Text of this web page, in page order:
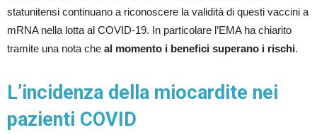
statunitensi continuano a riconoscere la validità di questi vaccini a
mRNA nella lotta al COVID-19. In particolare l’EMA ha chiarito
tramite una nota che al momento i benefici superano i rischi.
L’incidenza della miocardite nei
pazienti COVID